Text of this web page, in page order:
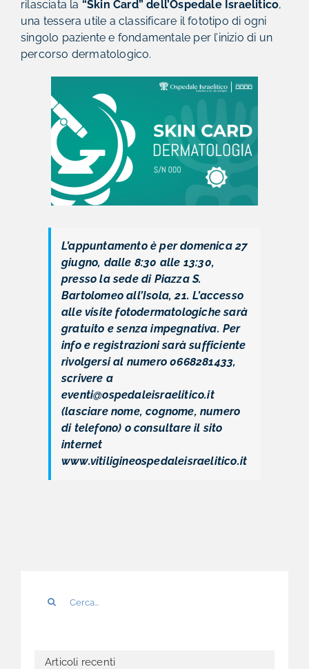
rilasciata la “Skin Card” dell’Ospedale Israelitico,
una tessera utile a classificare il fototipo di ogni
singolo paziente e fondamentale per l’inizio di un
percorso dermatologico.
L’appuntamento è per domenica 27
giugno, dalle 8:30 alle 13:30,
presso la sede di Piazza S.
Bartolomeo all’Isola, 21. L’accesso
alle visite fotodermatologiche sarà
gratuito e senza impegnativa. Per
info e registrazioni sarà sufficiente
rivolgersi al numero 0668281433,
scrivere a
eventi@ospedaleisraelitico.it
(lasciare nome, cognome, numero
di telefono) o consultare il sito
internet
www.vitiligineospedaleisraelitico.it
per:
Articoli recenti